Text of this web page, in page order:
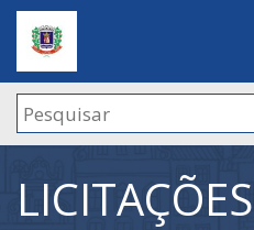
LICITAÇÕES